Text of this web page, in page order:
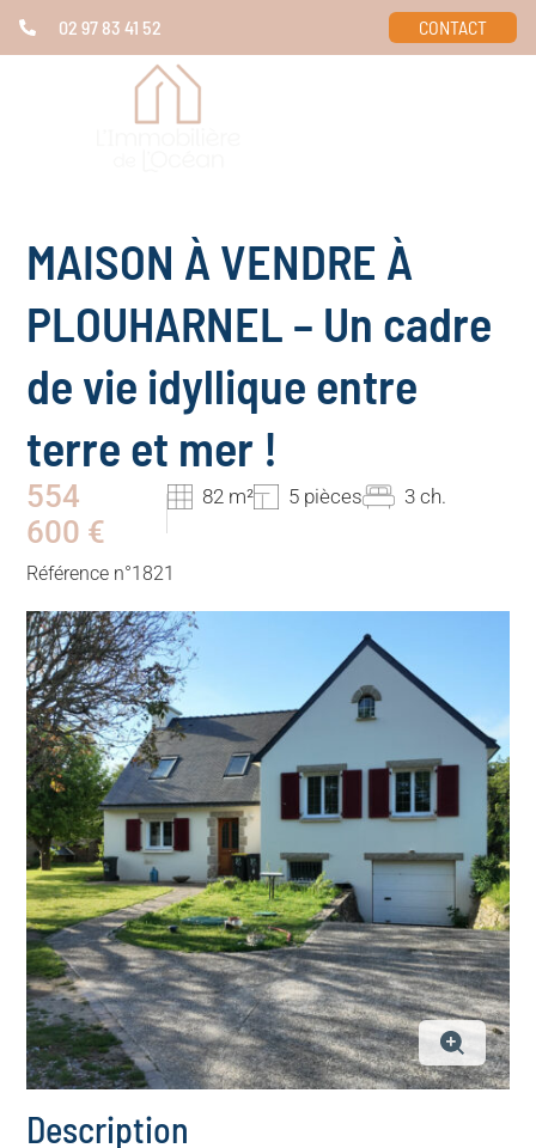
02 97 83 41 52 CONTACT
MAISON À VENDRE À
PLOUHARNEL – Un cadre
de vie idyllique entre
terre et mer !
554
600 €
82 m² 5 pièces 3 ch.
Référence n°1821
Description